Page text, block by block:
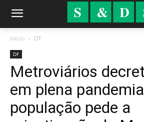
Início DF
DF
Metroviários
em plena
população pede a